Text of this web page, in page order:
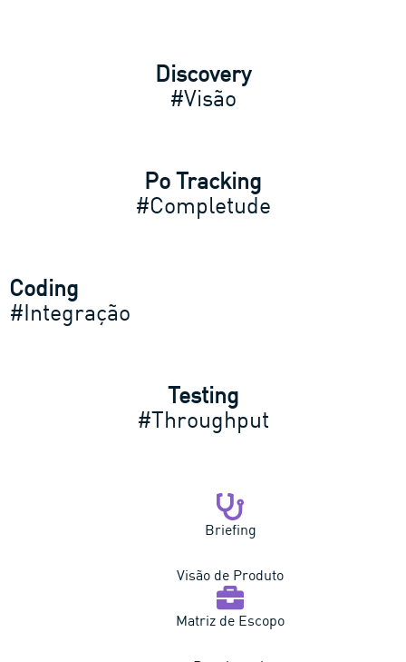
Discovery
#Visão
Po Tracking
#Completude
Coding
#Integração
Testing
#Throughput
Briefing
Visão de Produto
Matriz de Escopo